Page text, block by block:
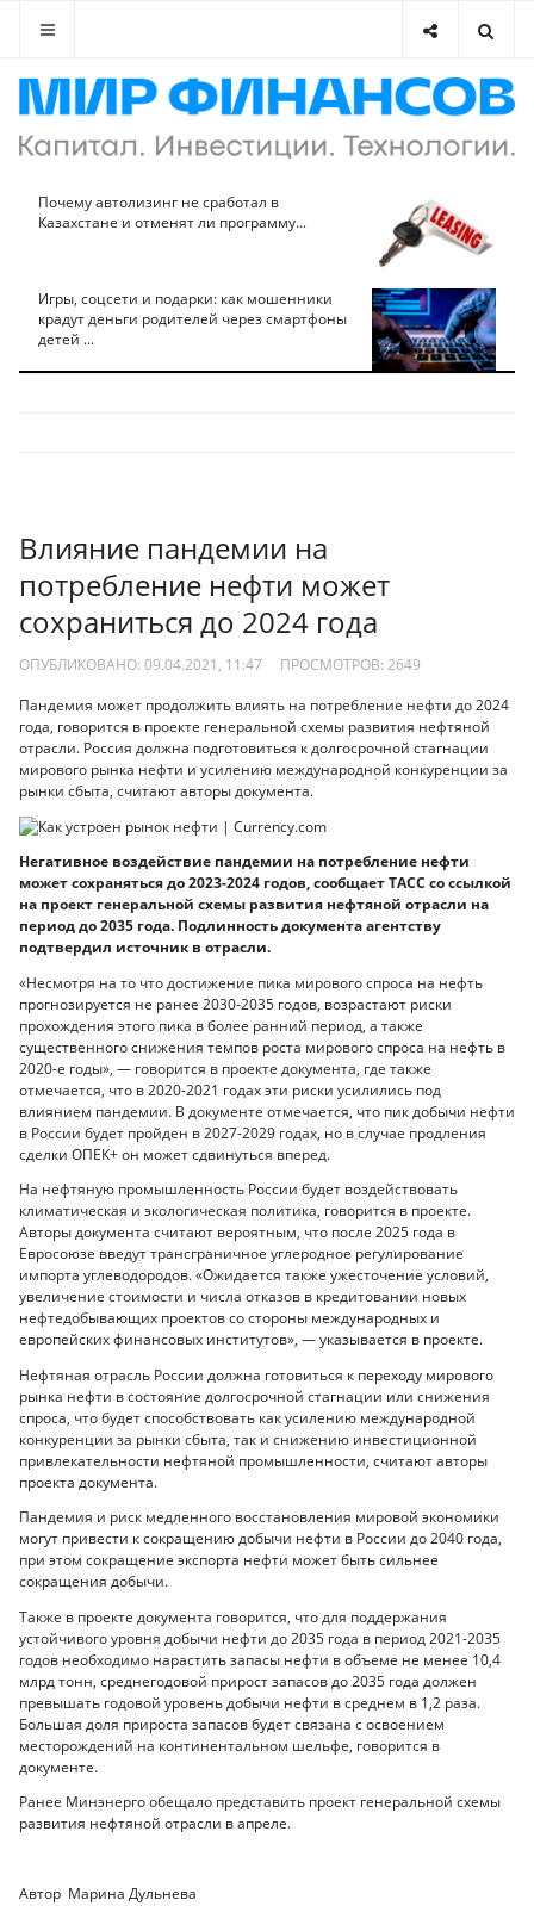
Почему автолизинг не сработал в
Казахстане и отменят ли программу...
Игры, соцсети и подарки: как мошенники
крадут деньги родителей через смартфоны
детей ...
Влияние пандемии на
потребление нефти может
сохраниться до 2024 года
ОПУБЛИКОВАНО: 09.04.2021, 11:47 ПРОСМОТРОВ: 2649
Пандемия может продолжить влиять на потребление нефти до 2024
года, говорится в проекте генеральной схемы развития нефтяной
отрасли. Россия должна подготовиться к долгосрочной стагнации
мирового рынка нефти и усилению международной конкуренции за
рынки сбыта, считают авторы документа.
Негативное воздействие пандемии на потребление нефти
может сохраняться до 2023-2024 годов, сообщает ТАСС со ссылкой
на проект генеральной схемы развития нефтяной отрасли на
период до 2035 года. Подлинность документа агентству
подтвердил источник в отрасли.
«Несмотря на то что достижение пика мирового спроса на нефть
прогнозируется не ранее 2030-2035 годов, возрастают риски
прохождения этого пика в более ранний период, а также
существенного снижения темпов роста мирового спроса на нефть в
2020-е годы», — говорится в проекте документа, где также
отмечается, что в 2020-2021 годах эти риски усилились под
влиянием пандемии. В документе отмечается, что пик добычи нефти
в России будет пройден в 2027-2029 годах, но в случае продления
сделки ОПЕК+ он может сдвинуться вперед.
На нефтяную промышленность России будет воздействовать
климатическая и экологическая политика, говорится в проекте.
Авторы документа считают вероятным, что после 2025 года в
Евросоюзе введут трансграничное углеродное регулирование
импорта углеводородов. «Ожидается также ужесточение условий,
увеличение стоимости и числа отказов в кредитовании новых
нефтедобывающих проектов со стороны международных и
европейских финансовых институтов», — указывается в проекте.
Нефтяная отрасль России должна готовиться к переходу мирового
рынка нефти в состояние долгосрочной стагнации или снижения
спроса, что будет способствовать как усилению международной
конкуренции за рынки сбыта, так и снижению инвестиционной
привлекательности нефтяной промышленности, считают авторы
проекта документа.
Пандемия и риск медленного восстановления мировой экономики
могут привести к сокращению добычи нефти в России до 2040 года,
при этом сокращение экспорта нефти может быть сильнее
сокращения добычи.
Также в проекте документа говорится, что для поддержания
устойчивого уровня добычи нефти до 2035 года в период 2021-2035
годов необходимо нарастить запасы нефти в объеме не менее 10,4
млрд тонн, среднегодовой прирост запасов до 2035 года должен
превышать годовой уровень добычи нефти в среднем в 1,2 раза.
Большая доля прироста запасов будет связана с освоением
месторождений на континентальном шельфе, говорится в
документе.
Ранее Минэнерго обещало представить проект генеральной схемы
развития нефтяной отрасли в апреле.
Автор Марина Дульнева